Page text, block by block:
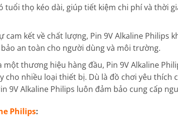
tuổi thọ kéo dài, giúp tiết kiệm chi phí và thời
cam kết về chất lượng, Pin 9V Alkaline Philips
an toàn cho người dùng và môi trường.
một thương hiệu hàng đầu, Pin 9V Alkaline
cho nhiều loại thiết bị. Dù là đồ chơi yêu thích
9V Alkaline Philips luôn đảm bảo cung cấp
Philips: